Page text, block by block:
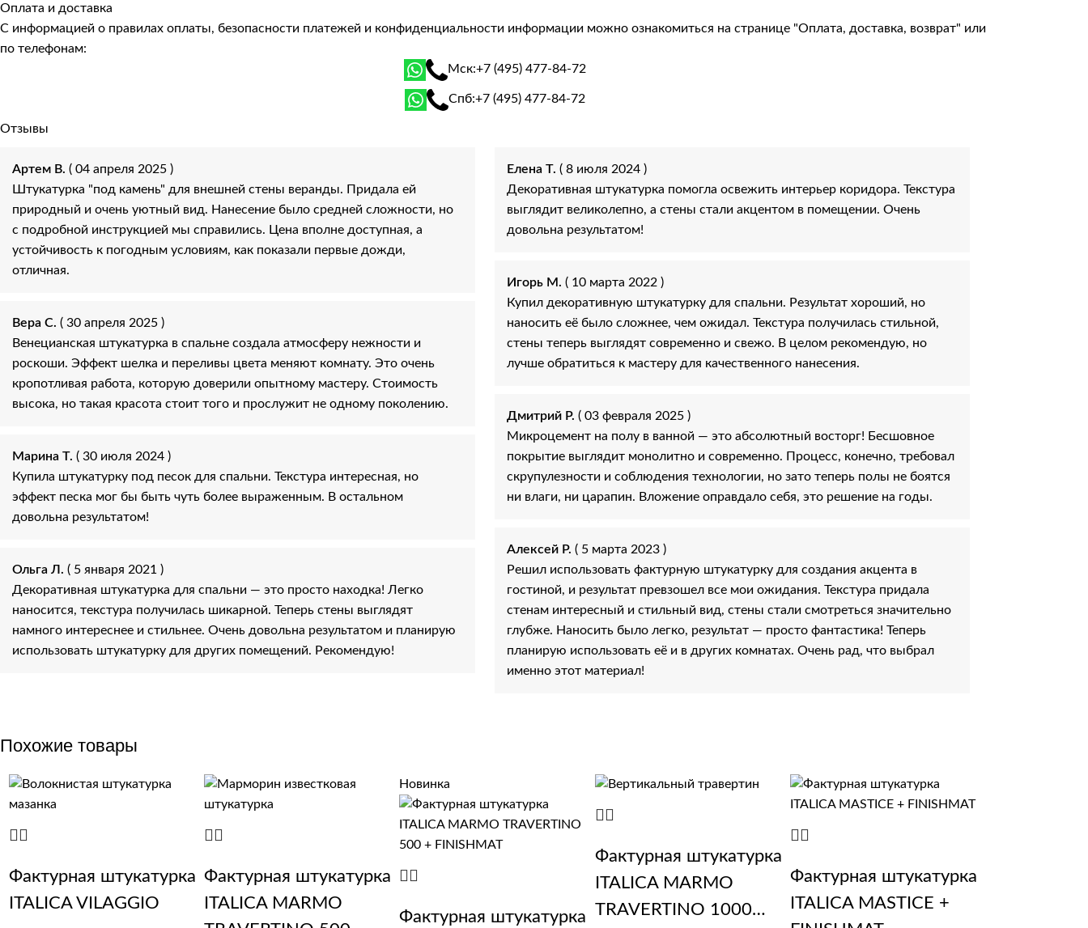
Оплата и доставка
С информацией о правилах оплаты, безопасности платежей и конфиденциальности информации можно ознакомиться на странице "Оплата, доставка, возврат" или
по телефонам:
Мск:+7 (495) 477-84-72
Спб:+7 (495) 477-84-72
Отзывы
Артем В. ( 04 апреля 2025 )
Штукатурка "под камень" для внешней стены веранды. Придала ей
природный и очень уютный вид. Нанесение было средней сложности, но
с подробной инструкцией мы справились. Цена вполне доступная, а
устойчивость к погодным условиям, как показали первые дожди,
отличная.
Вера С. ( 30 апреля 2025 )
Венецианская штукатурка в спальне создала атмосферу нежности и
роскоши. Эффект шелка и переливы цвета меняют комнату. Это очень
кропотливая работа, которую доверили опытному мастеру. Стоимость
высока, но такая красота стоит того и прослужит не одному поколению.
Марина Т. ( 30 июля 2024 )
Купила штукатурку под песок для спальни. Текстура интересная, но
эффект песка мог бы быть чуть более выраженным. В остальном
довольна результатом!
Ольга Л. ( 5 января 2021 )
Декоративная штукатурка для спальни — это просто находка! Легко
наносится, текстура получилась шикарной. Теперь стены выглядят
намного интереснее и стильнее. Очень довольна результатом и планирую
использовать штукатурку для других помещений. Рекомендую!
Елена Т. ( 8 июля 2024 )
Декоративная штукатурка помогла освежить интерьер коридора. Текстура
выглядит великолепно, а стены стали акцентом в помещении. Очень
довольна результатом!
Игорь М. ( 10 марта 2022 )
Купил декоративную штукатурку для спальни. Результат хороший, но
наносить её было сложнее, чем ожидал. Текстура получилась стильной,
стены теперь выглядят современно и свежо. В целом рекомендую, но
лучше обратиться к мастеру для качественного нанесения.
Дмитрий Р. ( 03 февраля 2025 )
Микроцемент на полу в ванной — это абсолютный восторг! Бесшовное
покрытие выглядит монолитно и современно. Процесс, конечно, требовал
скрупулезности и соблюдения технологии, но зато теперь полы не боятся
ни влаги, ни царапин. Вложение оправдало себя, это решение на годы.
Алексей Р. ( 5 марта 2023 )
Решил использовать фактурную штукатурку для создания акцента в
гостиной, и результат превзошел все мои ожидания. Текстура придала
стенам интересный и стильный вид, стены стали смотреться значительно
глубже. Наносить было легко, результат — просто фантастика! Теперь
планирую использовать её и в других комнатах. Очень рад, что выбрал
именно этот материал!
Похожие товары
Фактурная штукатурка
ITALICA VILAGGIO
Фактурная штукатурка
ITALICA MARMO
Новинка
Фактурная штукатурка
Фактурная штукатурка
ITALICA MARMO
TRAVERTINO 1000
Фактурная штукатурка
ITALICA MASTICE +